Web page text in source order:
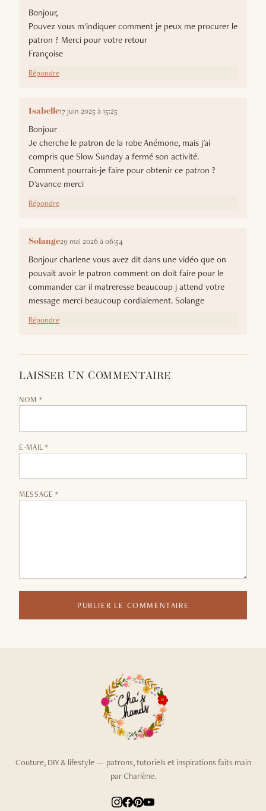
Bonjour,
Pouvez vous m'indiquer comment je peux me procurer le
patron ? Merci pour votre retour
Françoise
Répondre
Isabelle17 juin 2025 à 15:25
Bonjour
Je cherche le patron de la robe Anémone, mais j'ai
compris que Slow Sunday a fermé son activité.
Comment pourrais-je faire pour obtenir ce patron ?
D'avance merci
Répondre
Solange29 mai 2026 à 06:54
Bonjour charlene vous avez dit dans une vidéo que on
pouvait avoir le patron comment on doit faire pour le
commander car il matreresse beaucoup j attend votre
message merci beaucoup cordialement. Solange
Répondre
LAISSER UN COMMENTAIRE
NOM *
E-MAIL *
MESSAGE *
PUBLIER LE COMMENTAIRE
Couture, DIY & lifestyle — patrons, tutoriels et inspirations faits main
par Charlène.